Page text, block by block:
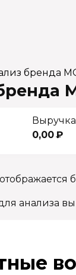
бренда
Выручка
0,00 ₽
анализа